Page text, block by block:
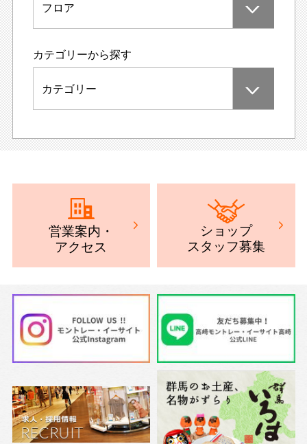
フロア
カテゴリーから探す
カテゴリー
営業案内 ・
アクセス
ショップ
スタッフ募集